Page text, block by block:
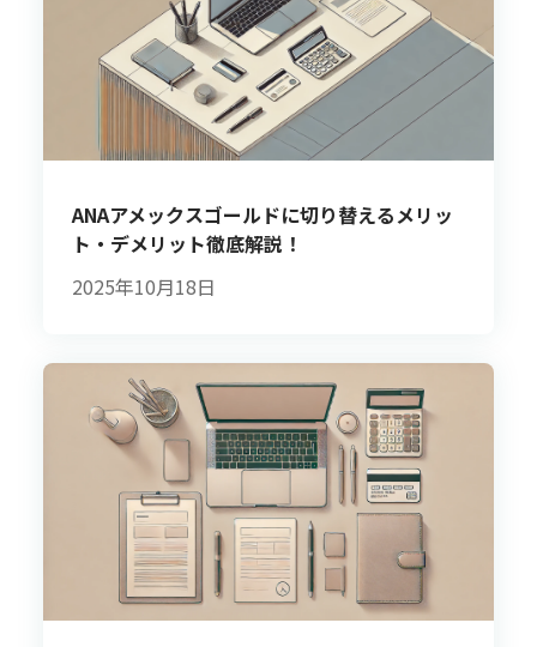
ANAアメックスゴールドに切り替えるメリッ
ト・デメリット徹底解説！
2025年10月18日